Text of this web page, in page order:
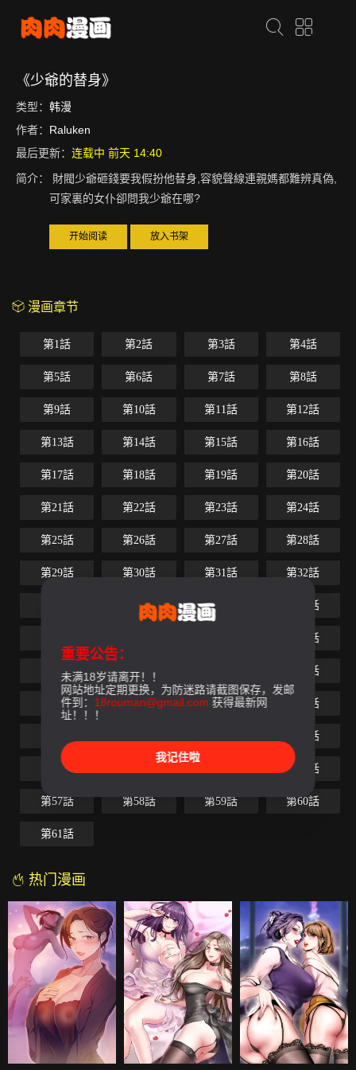
《少爺的替身》
类型： 韩漫
作者： Raluken
最后更新： 连载中 前天 14:40
简介：
財閥少爺砸錢要我假扮他替身,容貌聲線連親媽都難辨真偽,
可家裏的女仆卻問我少爺在哪?
开始阅读 放入书架
漫画章节
第1話 第2話 第3話 第4話
第5話 第6話 第7話 第8話
第9話 第10話 第11話 第12話
第13話 第14話 第15話 第16話
第17話 第18話 第19話 第20話
第21話 第22話 第23話 第24話
第25話 第26話 第27話 第28話
第29話 第30話 第31話 第32話
第34話 第35話 第36話
第40話
第41話 第42話 第44話
第45話 第46話 第47話 第48話
第52話
第53話 第56話
第57話 第58話 第59話 第60話
第61話
热门漫画
重要公告：
未满18岁请离开！！
网站地址定期更换，为防迷路请截图保存，发邮
件到： 18rouman@gmail.com 获得最新网
址！！！
我记住啦